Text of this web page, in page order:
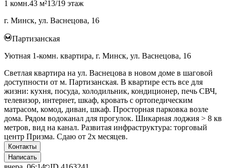
1 комн.43 м²13/19 этаж
г. Минск, ул. Васнецова, 16
Партизанская
Уютная 1-комн. квартира, г. Минск, ул. Васнецова, 16
Светлая квартира на ул. Васнецова в новом доме в шаговой
доступности от м. Партизанская. В квартире есть все для
жизни: кухня, посуда, холодильник, кондиционер, печь СВЧ,
телевизор, интернет, шкаф, кровать с ортопедическим
матрасом, комод, диван, шкаф. Просторная парковка возле
дома. Рядом водоканал для прогулок. Шикарная лоджия > 8 кв
метров, вид на канал. Развитая инфраструктура: торговый
центр Призма. Сдаю от 2х месяцев.
Контакты
Написать